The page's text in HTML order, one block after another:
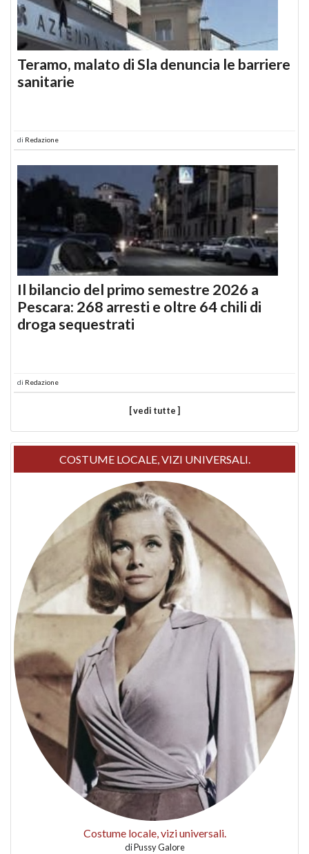
Teramo, malato di Sla denuncia le barriere
sanitarie
di Redazione
Il bilancio del primo semestre 2026 a
Pescara: 268 arresti e oltre 64 chili di
droga sequestrati
di Redazione
[ vedi tutte ]
COSTUME LOCALE, VIZI UNIVERSALI.
Costume locale, vizi universali.
diPussy Galore